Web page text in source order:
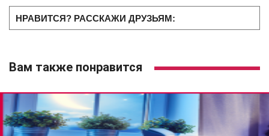
НРАВИТСЯ? РАССКАЖИ ДРУЗЬЯМ:
Вам также понравится